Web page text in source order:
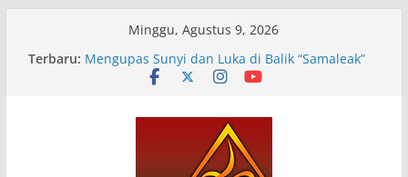
Minggu, Agustus 9, 2026
Terbaru: Pameran Lukisan Komunitas Patria Seni Rupa
Kota Blitar : Ketika “Bergerak” Menjadi Mantra
Mengupas Sunyi dan Luka di Balik “Samaleak”
Menjaga Marwah Seni dan Budaya: Catatan
Kunjungan Kerja Ir. Bambang Haryo Soekartono
(BHS) Anggota DPR RI ke Taman Budaya Jawa